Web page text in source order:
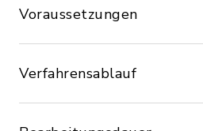
Voraussetzungen
Verfahrensablauf